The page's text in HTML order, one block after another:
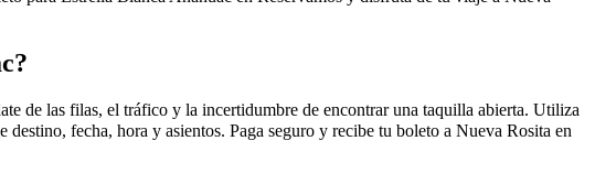
de las filas, el tráfico y la incertidumbre de encontrar una taquilla abierta. Utiliza
fecha, hora y asientos. Paga seguro y recibe tu boleto a Nueva Rosita en